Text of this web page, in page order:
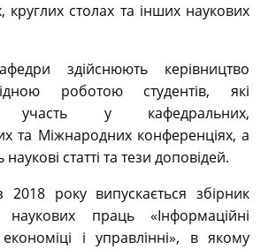
круглих столах та інших наукових
здійснюють керівництво
роботою студентів, які
участь у кафедральних,
та Міжнародних конференціях, а
статті та тези доповідей.
2018 року випускається збірник
наукових праць «Інформаційні
і управлінні», в якому